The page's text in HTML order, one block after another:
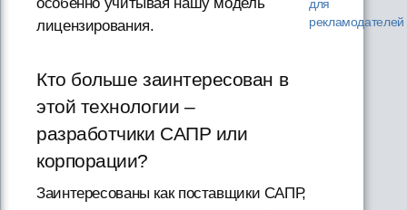
особенно учитывая нашу модель
лицензирования.
Кто больше заинтересован в
этой технологии –
разработчики САПР или
корпорации?
Заинтересованы как поставщики САПР,
для
рекламодателей